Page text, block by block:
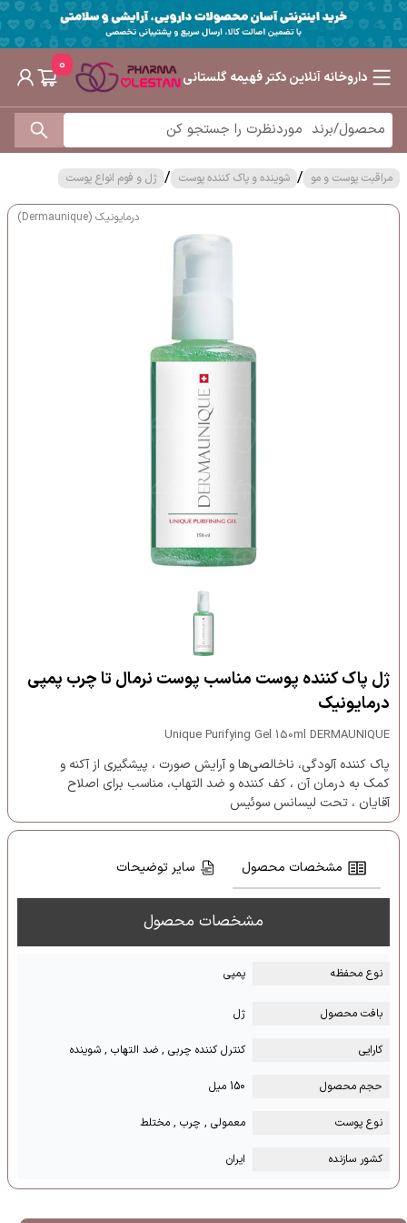
داروخانه آنلاین دکتر فهیمه گلستانی
0
مراقبت پوست و مو / شوینده و پاک کننده پوست / ژل و فوم انواع پوست
درمایونیک (Dermaunique)
ژل پاک کننده پوست مناسب پوست نرمال تا چرب پمپی
درمایونیک
Unique Purifying Gel 150ml DERMAUNIQUE
پاک کننده آلودگی، ناخالصی‌ها و آرایش صورت ، پیشگیری از آکنه و
کمک به درمان آن ، کف کننده و ضد التهاب، مناسب برای اصلاح
آقایان ، تحت لیسانس سوئیس
مشخصات محصول سایر توضیحات
مشخصات محصول
نوع محفظه پمپی
بافت محصول ژل
کارایی کنترل کننده چربی , ضد التهاب , شوینده
حجم محصول 150 میل
نوع پوست معمولی , چرب , مختلط
کشور سازنده ایران